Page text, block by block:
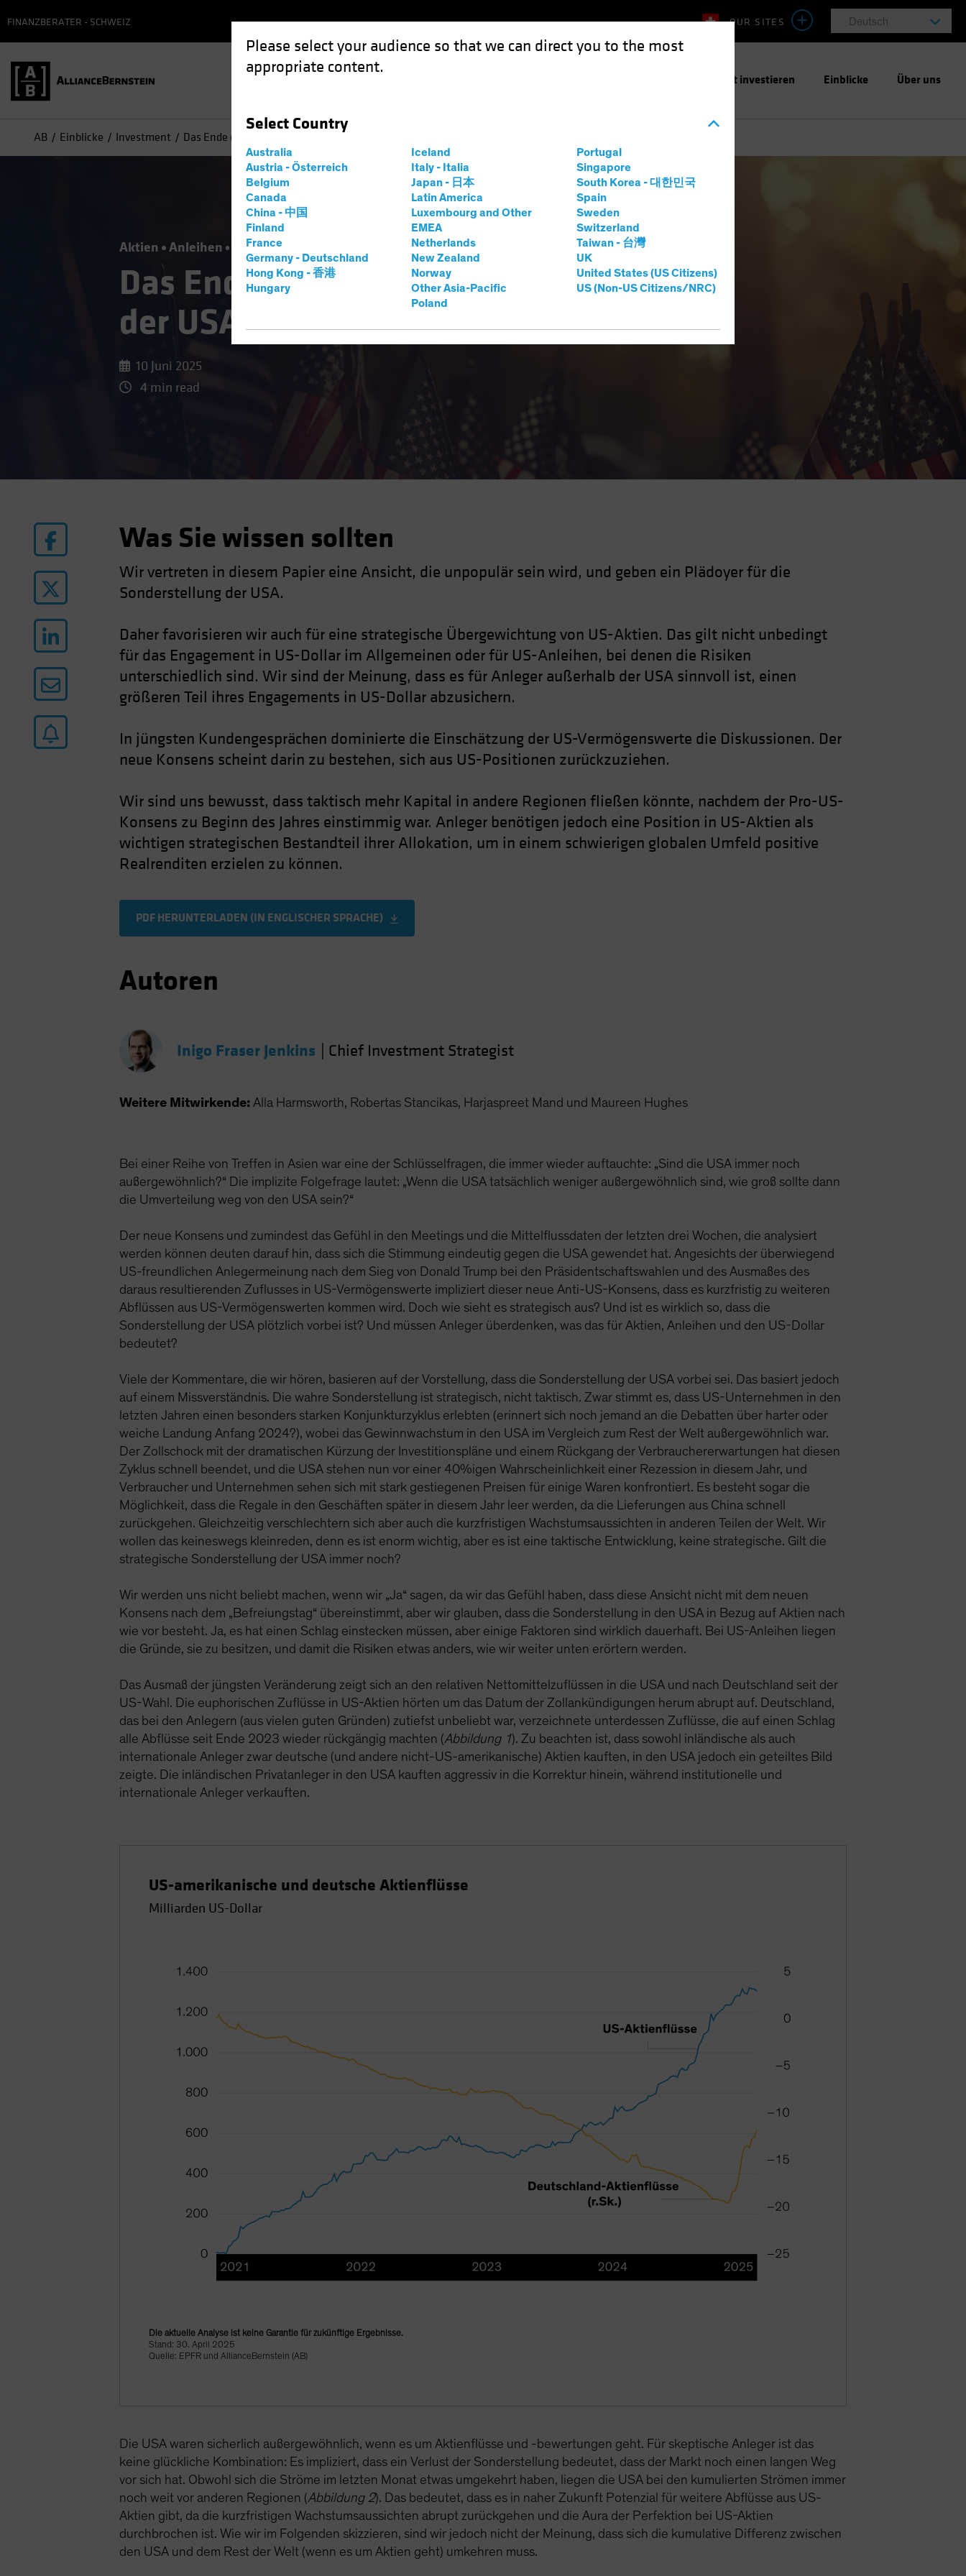
Please select your audience so that we can direct you to the most
appropriate content.
Select Country
Australia
Austria - Österreich
Belgium
Canada
China - 中国
Finland
France
Germany - Deutschland
Hong Kong - 香港
Hungary
Iceland
Italy - Italia
Japan - 日本
Latin America
Luxembourg and Other
EMEA
Netherlands
New Zealand
Norway
Other Asia-Pacific
Poland
Portugal
Singapore
South Korea - 대한민국
Spain
Sweden
Switzerland
Taiwan - 台灣
UK
United States (US Citizens)
US (Non-US Citizens/NRC)
Deutsch
OUR SITES
FINANZBERATER - SCHWEIZ
Verantwortungsbewusst investieren Einblicke Über uns
AB Einblicke Investment Das Ende der Sonderstellung der USA?
Aktien Anleihen Multi-Asset
Das Ende der Sonderstellung
der USA?
10 Juni 2025
4 min read
Was Sie wissen sollten
Wir vertreten in diesem Papier eine Ansicht, die unpopulär sein wird, und geben ein Plädoyer für die
Sonderstellung der USA.
Daher favorisieren wir auch für eine strategische Übergewichtung von US-Aktien. Das gilt nicht unbedingt
für das Engagement in US-Dollar im Allgemeinen oder für US-Anleihen, bei denen die Risiken
unterschiedlich sind. Wir sind der Meinung, dass es für Anleger außerhalb der USA sinnvoll ist, einen
größeren Teil ihres Engagements in US-Dollar abzusichern.
In jüngsten Kundengesprächen dominierte die Einschätzung der US-Vermögenswerte die Diskussionen. Der
neue Konsens scheint darin zu bestehen, sich aus US-Positionen zurückzuziehen.
Wir sind uns bewusst, dass taktisch mehr Kapital in andere Regionen fließen könnte, nachdem der Pro-US-
Konsens zu Beginn des Jahres einstimmig war. Anleger benötigen jedoch eine Position in US-Aktien als
wichtigen strategischen Bestandteil ihrer Allokation, um in einem schwierigen globalen Umfeld positive
Realrenditen erzielen zu können.
PDF HERUNTERLADEN (IN ENGLISCHER SPRACHE)
Autoren
Inigo Fraser Jenkins Chief Investment Strategist
Weitere Mitwirkende: Alla Harmsworth, Robertas Stancikas, Harjaspreet Mand und Maureen Hughes
Bei einer Reihe von Treffen in Asien war eine der Schlüsselfragen, die immer wieder auftauchte: „Sind die USA immer noch
außergewöhnlich?“ Die implizite Folgefrage lautet: „Wenn die USA tatsächlich weniger außergewöhnlich sind, wie groß sollte dann
die Umverteilung weg von den USA sein?“
Der neue Konsens und zumindest das Gefühl in den Meetings und die Mittelflussdaten der letzten drei Wochen, die analysiert
werden können deuten darauf hin, dass sich die Stimmung eindeutig gegen die USA gewendet hat. Angesichts der überwiegend
US-freundlichen Anlegermeinung nach dem Sieg von Donald Trump bei den Präsidentschaftswahlen und des Ausmaßes des
daraus resultierenden Zuflusses in US-Vermögenswerte impliziert dieser neue Anti-US-Konsens, dass es kurzfristig zu weiteren
Abflüssen aus US-Vermögenswerten kommen wird. Doch wie sieht es strategisch aus? Und ist es wirklich so, dass die
Sonderstellung der USA plötzlich vorbei ist? Und müssen Anleger überdenken, was das für Aktien, Anleihen und den US-Dollar
bedeutet?
Viele der Kommentare, die wir hören, basieren auf der Vorstellung, dass die Sonderstellung der USA vorbei sei. Das basiert jedoch
auf einem Missverständnis. Die wahre Sonderstellung ist strategisch, nicht taktisch. Zwar stimmt es, dass US-Unternehmen in den
letzten Jahren einen besonders starken Konjunkturzyklus erlebten (erinnert sich noch jemand an die Debatten über harter oder
weiche Landung Anfang 2024?), wobei das Gewinnwachstum in den USA im Vergleich zum Rest der Welt außergewöhnlich war.
Der Zollschock mit der dramatischen Kürzung der Investitionspläne und einem Rückgang der Verbrauchererwartungen hat diesen
Zyklus schnell beendet, und die USA stehen nun vor einer 40%igen Wahrscheinlichkeit einer Rezession in diesem Jahr, und
Verbraucher und Unternehmen sehen sich mit stark gestiegenen Preisen für einige Waren konfrontiert. Es besteht sogar die
Möglichkeit, dass die Regale in den Geschäften später in diesem Jahr leer werden, da die Lieferungen aus China schnell
zurückgehen. Gleichzeitig verschlechtern sich aber auch die kurzfristigen Wachstumsaussichten in anderen Teilen der Welt. Wir
wollen das keineswegs kleinreden, denn es ist enorm wichtig, aber es ist eine taktische Entwicklung, keine strategische. Gilt die
strategische Sonderstellung der USA immer noch?
Wir werden uns nicht beliebt machen, wenn wir „Ja“ sagen, da wir das Gefühl haben, dass diese Ansicht nicht mit dem neuen
Konsens nach dem „Befreiungstag“ übereinstimmt, aber wir glauben, dass die Sonderstellung in den USA in Bezug auf Aktien nach
wie vor besteht. Ja, es hat einen Schlag einstecken müssen, aber einige Faktoren sind wirklich dauerhaft. Bei US-Anleihen liegen
die Gründe, sie zu besitzen, und damit die Risiken etwas anders, wie wir weiter unten erörtern werden.
Das Ausmaß der jüngsten Veränderung zeigt sich an den relativen Nettomittelzuflüssen in die USA und nach Deutschland seit der
US-Wahl. Die euphorischen Zuflüsse in US-Aktien hörten um das Datum der Zollankündigungen herum abrupt auf. Deutschland,
das bei den Anlegern (aus vielen guten Gründen) zutiefst unbeliebt war, verzeichnete unterdessen Zuflüsse, die auf einen Schlag
alle Abflüsse seit Ende 2023 wieder rückgängig machten (Abbildung 1). Zu beachten ist, dass sowohl inländische als auch
internationale Anleger zwar deutsche (und andere nicht-US-amerikanische) Aktien kauften, in den USA jedoch ein geteiltes Bild
zeigte. Die inländischen Privatanleger in den USA kauften aggressiv in die Korrektur hinein, während institutionelle und
internationale Anleger verkauften.
US-amerikanische und deutsche Aktienflüsse
Milliarden US-Dollar
Die aktuelle Analyse ist keine Garantie für zukünftige Ergebnisse.
Stand: 30. April 2025
Quelle: EPFR und AllianceBernstein (AB)
Die USA waren sicherlich außergewöhnlich, wenn es um Aktienflüsse und -bewertungen geht. Für skeptische Anleger ist das
keine glückliche Kombination: Es impliziert, dass ein Verlust der Sonderstellung bedeutet, dass der Markt noch einen langen Weg
vor sich hat. Obwohl sich die Ströme im letzten Monat etwas umgekehrt haben, liegen die USA bei den kumulierten Strömen immer
noch weit vor anderen Regionen (Abbildung 2). Das bedeutet, dass es in naher Zukunft Potenzial für weitere Abflüsse aus US-
Aktien gibt, da die kurzfristigen Wachstumsaussichten abrupt zurückgehen und die Aura der Perfektion bei US-Aktien
durchbrochen ist. Wie wir im Folgenden skizzieren, sind wir jedoch nicht der Meinung, dass sich die kumulative Differenz zwischen
den USA und dem Rest der Welt (wenn es um Aktien geht) umkehren muss.